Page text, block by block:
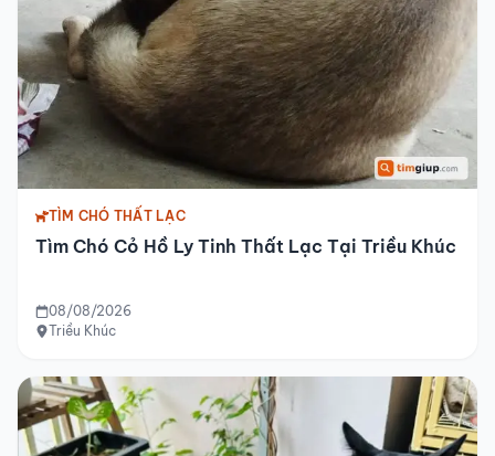
TÌM CHÓ THẤT LẠC
Tìm Chó Cỏ Hồ Ly Tinh Thất Lạc Tại Triều Khúc
08/08/2026
Triều Khúc